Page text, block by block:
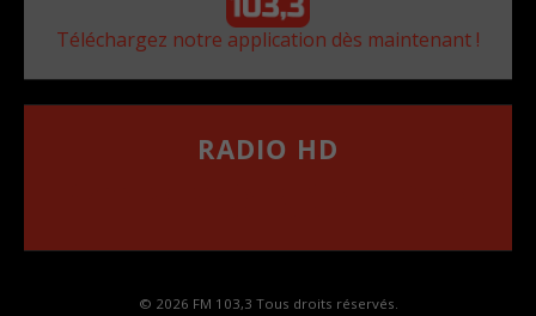
Téléchargez notre application dès maintenant !
RADIO HD
© 2026 FM 103,3 Tous droits réservés.